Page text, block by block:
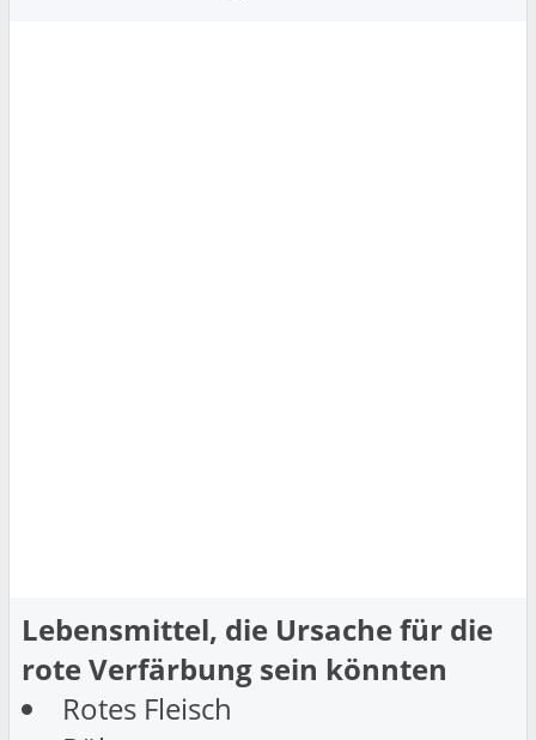
Lebensmittel, die Ursache für die
rote Verfärbung sein könnten
Rotes Fleisch